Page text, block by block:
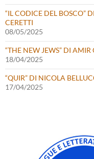
“IL CODICE DEL BOSCO”
CERETTI
08/05/2025
“THE NEW JEWS” DI
18/04/2025
“QUIR” DI NICOLA
17/04/2025